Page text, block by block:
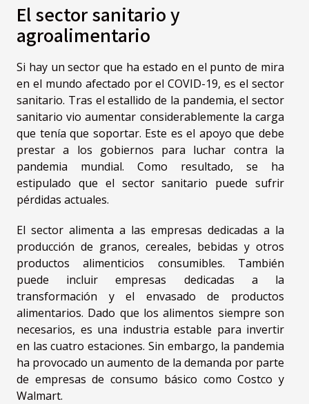
El sector sanitario y
agroalimentario
Si hay un sector que ha estado en el punto de mira
en el mundo afectado por el COVID-19, es el sector
sanitario. Tras el estallido de la pandemia, el sector
sanitario vio aumentar considerablemente la carga
que tenía que soportar. Este es el apoyo que debe
prestar a los gobiernos para luchar contra la
pandemia mundial. Como resultado, se ha
estipulado que el sector sanitario puede sufrir
pérdidas actuales.
El sector alimenta a las empresas dedicadas a la
producción de granos, cereales, bebidas y otros
productos alimenticios consumibles. También
puede incluir empresas dedicadas a la
transformación y el envasado de productos
alimentarios. Dado que los alimentos siempre son
necesarios, es una industria estable para invertir
en las cuatro estaciones. Sin embargo, la pandemia
ha provocado un aumento de la demanda por parte
de empresas de consumo básico como Costco y
Walmart.